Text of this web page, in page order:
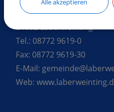
Landshuter Straße 32
84082 Laberweinting
Tel.: 08772 9619-0
Fax: 08772 9619-30
E-Mail:
Web:
Alle akzeptieren